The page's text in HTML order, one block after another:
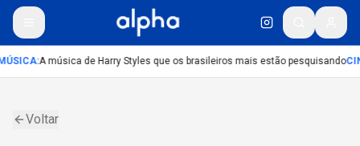
:A música de Harry Styles que os brasileiros mais estão pesquisando
Voltar